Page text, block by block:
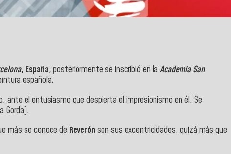
, España, posteriormente se inscribió en la Academia San
española.
ante el entusiasmo que despierta el impresionismo en él. Se
Gorda).
más se conoce de Reverón son sus excentricidades, quizá más que